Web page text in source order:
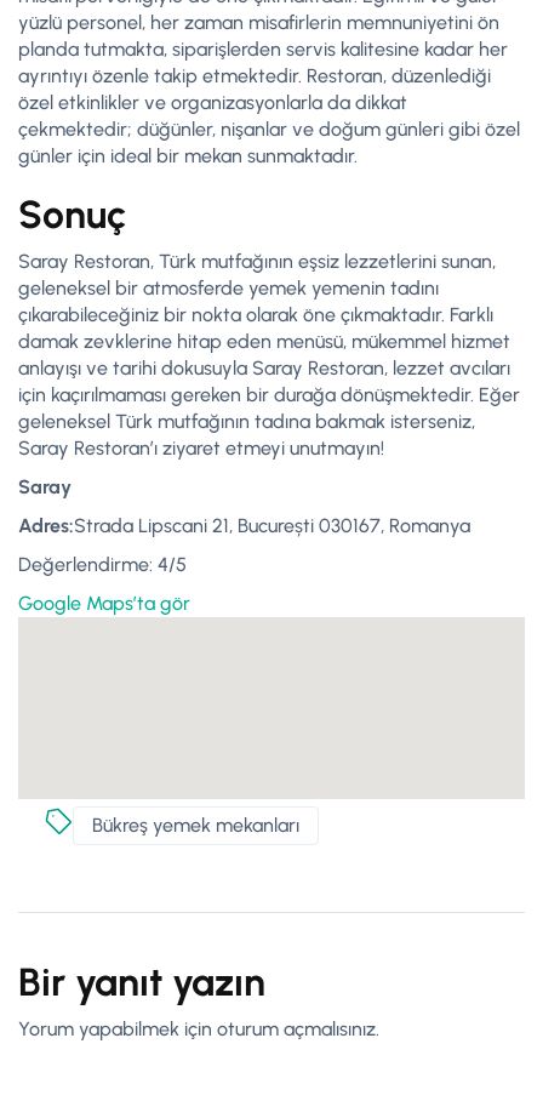
yüzlü personel, her zaman misafirlerin memnuniyetini ön
planda tutmakta, siparişlerden servis kalitesine kadar her
ayrıntıyı özenle takip etmektedir. Restoran, düzenlediği
özel etkinlikler ve organizasyonlarla da dikkat
çekmektedir; düğünler, nişanlar ve doğum günleri gibi özel
günler için ideal bir mekan sunmaktadır.
Sonuç
Saray Restoran, Türk mutfağının eşsiz lezzetlerini sunan,
geleneksel bir atmosferde yemek yemenin tadını
çıkarabileceğiniz bir nokta olarak öne çıkmaktadır. Farklı
damak zevklerine hitap eden menüsü, mükemmel hizmet
anlayışı ve tarihi dokusuyla Saray Restoran, lezzet avcıları
için kaçırılmaması gereken bir durağa dönüşmektedir. Eğer
geleneksel Türk mutfağının tadına bakmak isterseniz,
Saray Restoran’ı ziyaret etmeyi unutmayın!
Saray
Adres:Strada Lipscani 21, București 030167, Romanya
Değerlendirme: 4/5
Google Maps’ta gör
Bükreş yemek mekanları
Bir yanıt yazın
Yorum yapabilmek için oturum açmalısınız.